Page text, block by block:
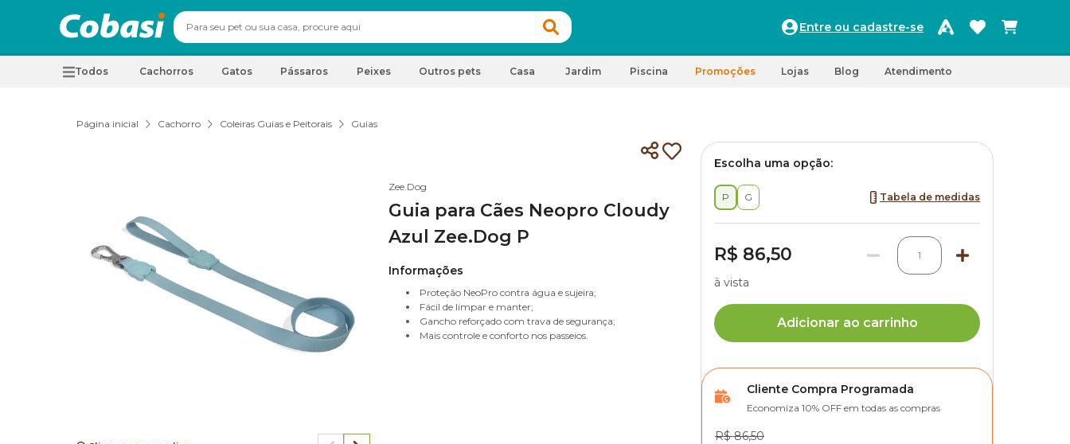
Entre ou cadastre-se
Todos Cachorros Gatos Pássaros Peixes Outros pets Casa Jardim Piscina Promoções Lojas Blog Atendimento
Página inicial Cachorro Coleiras Guias e Peitorais Guias
Zee.Dog
Guia para Cães Neopro Cloudy
Azul Zee.Dog P
Informações
Proteção NeoPro contra água e sujeira;
Fácil de limpar e manter;
Gancho reforçado com trava de segurança;
Mais controle e conforto nos passeios.
Escolha uma opção:
P G Tabela de medidas
R$ 86,50 1
à vista
Adicionar ao carrinho
Cliente Compra Programada
Economiza 10% OFF em todas as compras
R$ 86,50